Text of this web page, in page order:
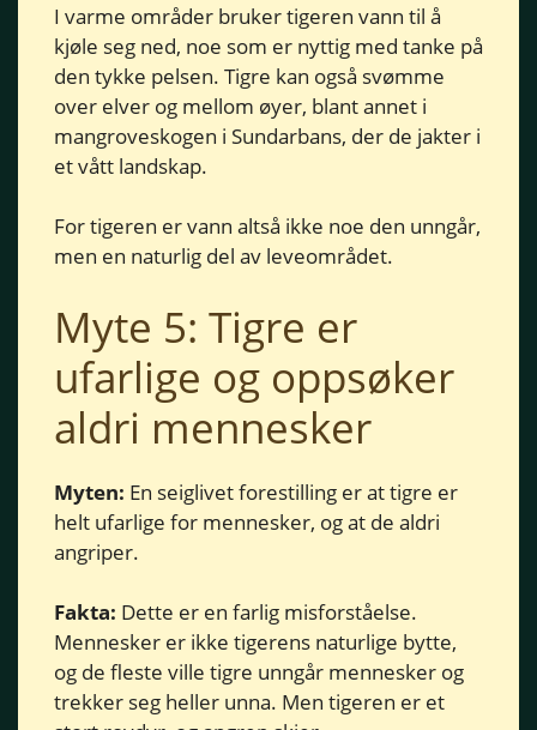
I varme områder bruker tigeren vann til å
kjøle seg ned, noe som er nyttig med tanke på
den tykke pelsen. Tigre kan også svømme
over elver og mellom øyer, blant annet i
mangroveskogen i Sundarbans, der de jakter i
et vått landskap.
For tigeren er vann altså ikke noe den unngår,
men en naturlig del av leveområdet.
Myte 5: Tigre er
ufarlige og oppsøker
aldri mennesker
Myten: En seiglivet forestilling er at tigre er
helt ufarlige for mennesker, og at de aldri
angriper.
Fakta: Dette er en farlig misforståelse.
Mennesker er ikke tigerens naturlige bytte,
og de fleste ville tigre unngår mennesker og
trekker seg heller unna. Men tigeren er et